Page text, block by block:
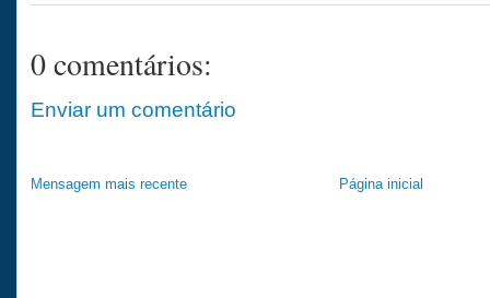
0 comentários:
Enviar um comentário
Mensagem mais recente Página inicial